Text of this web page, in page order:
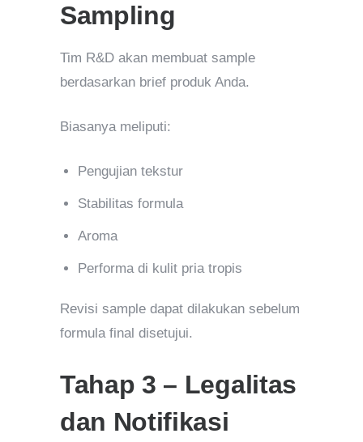
Sampling
Tim R&D akan membuat sample
berdasarkan brief produk Anda.
Biasanya meliputi:
Pengujian tekstur
Stabilitas formula
Aroma
Performa di kulit pria tropis
Revisi sample dapat dilakukan sebelum
formula final disetujui.
Tahap 3 – Legalitas
dan Notifikasi